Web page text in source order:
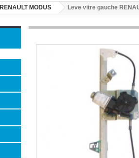
RENAULT MODUS Leve vitre gauche